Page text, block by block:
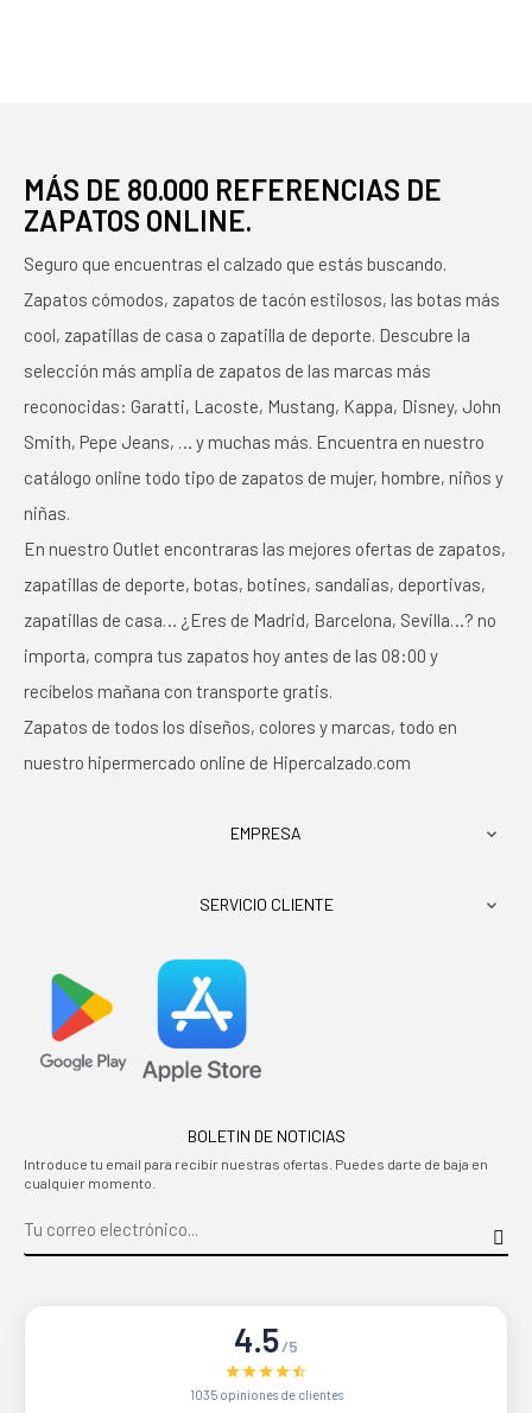
MÁS DE 80.000 REFERENCIAS DE
ZAPATOS ONLINE.
Seguro que encuentras el calzado que estás buscando.
Zapatos cómodos, zapatos de tacón estilosos, las botas más
cool, zapatillas de casa o zapatilla de deporte. Descubre la
selección más amplia de zapatos de las marcas más
reconocidas: Garatti, Lacoste, Mustang, Kappa, Disney, John
Smith, Pepe Jeans, … y muchas más. Encuentra en nuestro
catálogo online todo tipo de zapatos de mujer, hombre, niños y
niñas.
En nuestro Outlet encontraras las mejores ofertas de zapatos,
zapatillas de deporte, botas, botines, sandalias, deportivas,
zapatillas de casa… ¿Eres de Madrid, Barcelona, Sevilla…? no
importa, compra tus zapatos hoy antes de las 08:00 y
recíbelos mañana con transporte gratis.
Zapatos de todos los diseños, colores y marcas, todo en
nuestro hipermercado online de Hipercalzado.com
EMPRESA 
SERVICIO CLIENTE 
BOLETIN DE NOTICIAS
Introduce tu email para recibir nuestras ofertas. Puedes darte de baja en
cualquier momento.
4.5/5
1035 opiniones de clientes